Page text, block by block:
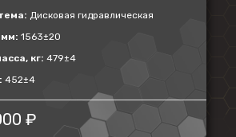
Дисковая гидравлическая
мм: 1563±20
кг: 479±4
452±4
₽